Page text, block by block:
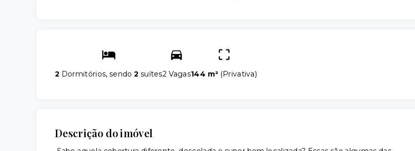
2 Dormitórios, sendo2 suítes2 Vagas144 m² (Privativa)
Descrição do imóvel